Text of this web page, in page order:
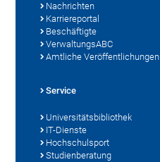
Nachrichten
Karriereportal
Beschäftigte
VerwaltungsABC
Amtliche Veröffentlichungen
Service
Universitätsbibliothek
IT-Dienste
Hochschulsport
Studienberatung